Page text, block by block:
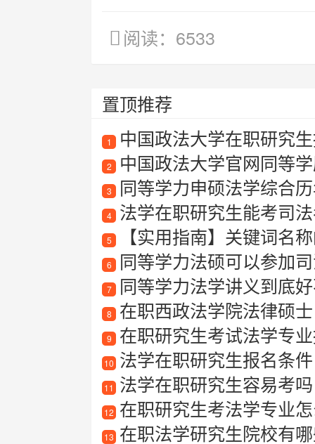
阅读：6533
置顶推荐
1 中国政法大学在职研究
2 中国政法大学官网同等
3 同等学力申硕法学综合
4 法学在职研究生能考司
5 【实用指南】关键词名
6 同等学力法硕可以参加
7 同等学力法学讲义到底好不
8 在职西政法学院法律硕士
9 在职研究生考试法学专
10 法学在职研究生报名条件
11 法学在职研究生容易考吗
12 在职研究生考法学专业
13 在职法学研究生院校有